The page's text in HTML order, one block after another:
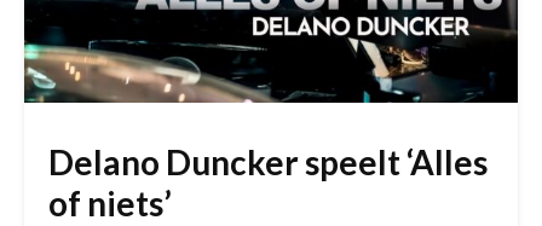
Delano Duncker speelt ‘Alles
of niets’